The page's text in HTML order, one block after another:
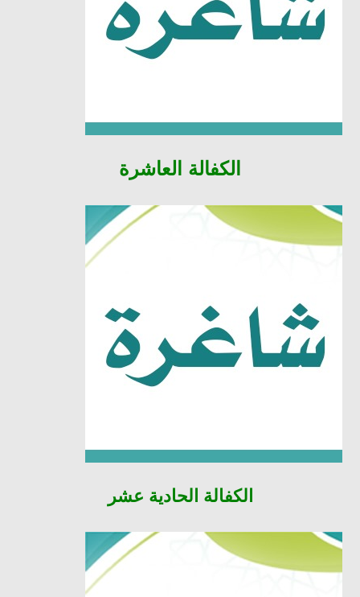
الكفالة العاشرة
الكفالة الحادية عشر